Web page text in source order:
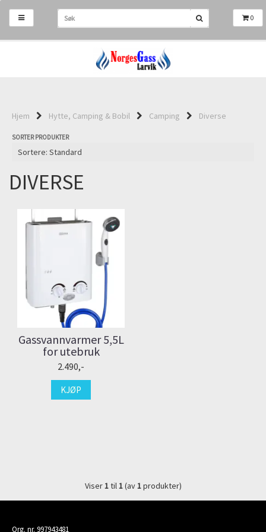
0
Hjem Hytte, Camping & Bobil Camping Diverse
SORTER PRODUKTER
DIVERSE
Gassvannvarmer 5,5L
for utebruk
2.490,-
KJØP
Viser1til1(av1produkter)
Org. nr. 997943481